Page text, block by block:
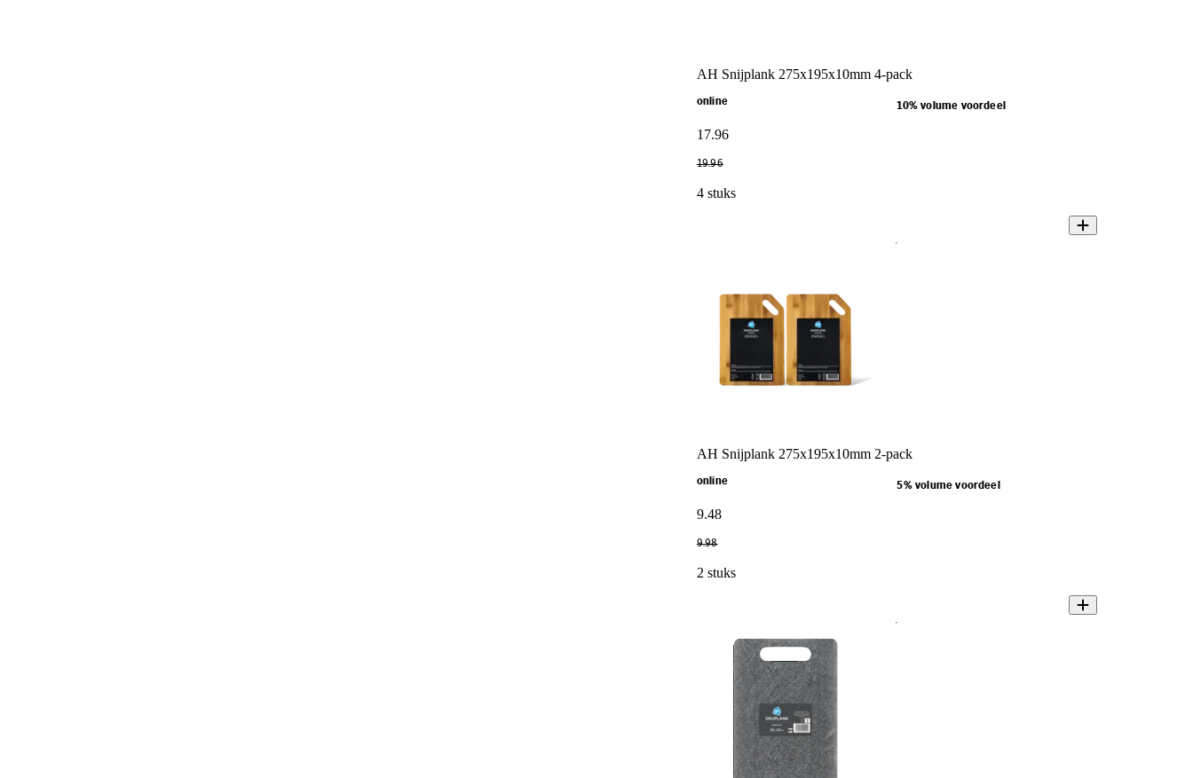
AH Snijplank 275x195x10mm 4-pack
online 10% volume voordeel
17.96
19.96
4 stuks
AH Snijplank 275x195x10mm 2-pack
online 5% volume voordeel
9.48
9.98
2 stuks